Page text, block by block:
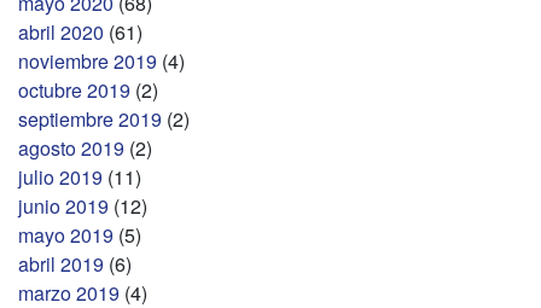
abril 2020 (61)
noviembre 2019 (4)
octubre 2019 (2)
septiembre 2019 (2)
agosto 2019 (2)
julio 2019 (11)
junio 2019 (12)
mayo 2019 (5)
abril 2019 (6)
marzo 2019 (4)